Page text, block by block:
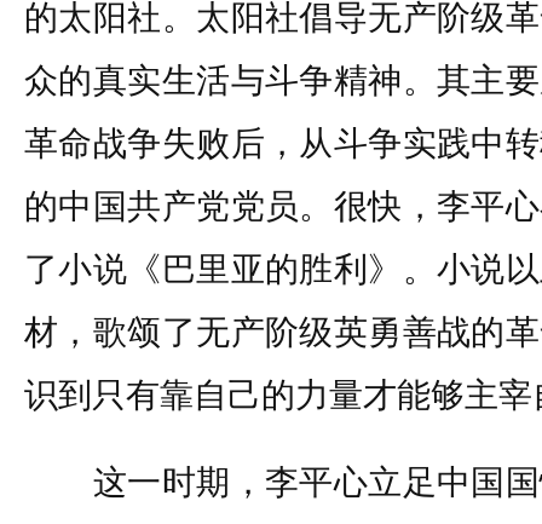
的太阳社。太阳社倡导无产阶级
众的真实生活与斗争精神。其主
革命战争失败后，从斗争实践中
的中国共产党党员。很快，李平
了小说《巴里亚的胜利》。小说
材，歌颂了无产阶级英勇善战的
识到只有靠自己的力量才能够主
这一时期，李平心立足中国国